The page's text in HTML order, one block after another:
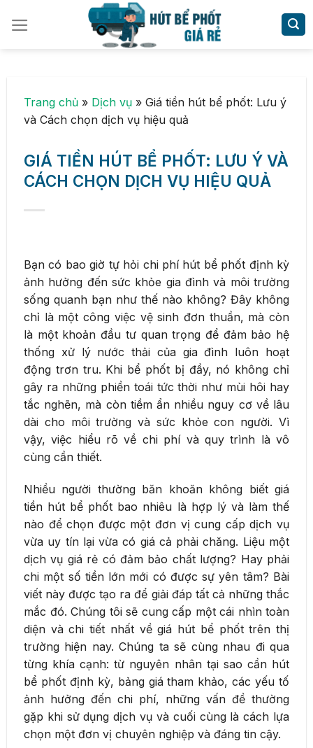
Trang chủ » Dịch vụ » Giá tiền hút bể phốt: Lưu ý
và Cách chọn dịch vụ hiệu quả
GIÁ TIỀN HÚT BỂ PHỐT: LƯU Ý VÀ
CÁCH CHỌN DỊCH VỤ HIỆU QUẢ
Bạn có bao giờ tự hỏi chi phí hút bể phốt định kỳ
ảnh hưởng đến sức khỏe gia đình và môi trường
sống quanh bạn như thế nào không? Đây không
chỉ là một công việc vệ sinh đơn thuần, mà còn
là một khoản đầu tư quan trọng để đảm bảo hệ
thống xử lý nước thải của gia đình luôn hoạt
động trơn tru. Khi bể phốt bị đầy, nó không chỉ
gây ra những phiền toái tức thời như mùi hôi hay
tắc nghẽn, mà còn tiềm ẩn nhiều nguy cơ về lâu
dài cho môi trường và sức khỏe con người. Vì
vậy, việc hiểu rõ về chi phí và quy trình là vô
cùng cần thiết.
Nhiều người thường băn khoăn không biết giá
tiền hút bể phốt bao nhiêu là hợp lý và làm thế
nào để chọn được một đơn vị cung cấp dịch vụ
vừa uy tín lại vừa có giá cả phải chăng. Liệu một
dịch vụ giá rẻ có đảm bảo chất lượng? Hay phải
chi một số tiền lớn mới có được sự yên tâm? Bài
viết này được tạo ra để giải đáp tất cả những thắc
mắc đó. Chúng tôi sẽ cung cấp một cái nhìn toàn
diện và chi tiết nhất về giá hút bể phốt trên thị
trường hiện nay. Chúng ta sẽ cùng nhau đi qua
từng khía cạnh: từ nguyên nhân tại sao cần hút
bể phốt định kỳ, bảng giá tham khảo, các yếu tố
ảnh hưởng đến chi phí, những vấn đề thường
gặp khi sử dụng dịch vụ và cuối cùng là cách lựa
chọn một đơn vị chuyên nghiệp và đáng tin cậy.